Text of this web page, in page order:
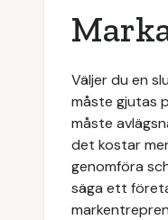
Väljer du en
måste gjutas
måste
det kostar
genomföra
säga ett